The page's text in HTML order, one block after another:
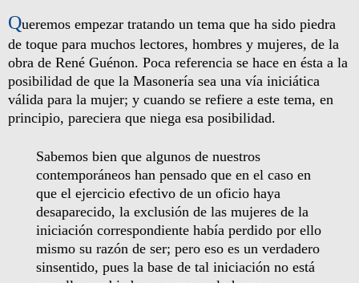
Queremos empezar tratando un tema que ha sido piedra
de toque para muchos lectores, hombres y mujeres, de la
obra de René Guénon. Poca referencia se hace en ésta a la
posibilidad de que la Masonería sea una vía iniciática
válida para la mujer; y cuando se refiere a este tema, en
principio, pareciera que niega esa posibilidad.
Sabemos bien que algunos de nuestros
contemporáneos han pensado que en el caso en
que el ejercicio efectivo de un oficio haya
desaparecido, la exclusión de las mujeres de la
iniciación correspondiente había perdido por ello
mismo su razón de ser; pero eso es un verdadero
sinsentido, pues la base de tal iniciación no está